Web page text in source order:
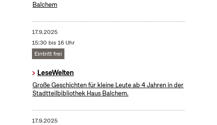
Balchem
17.9.2025
15:30 bis 16 Uhr
Eintritt frei
LeseWelten
Große Geschichten für kleine Leute ab 4 Jahren in der
Stadtteilbibliothek Haus Balchem.
17.9.2025